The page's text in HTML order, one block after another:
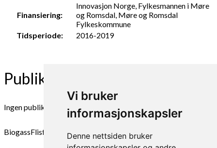
Vi bruker
informasjonskapsler
Denne nettsiden bruker
Finansiering:
Innovasjon Norge, Fylkesmannen i Møre
og Romsdal, Møre og Romsdal
Fylkeskommune
Tidsperiode:
2016-2019
Publikasjonar
Ingen publikasjoner funnet
BiogassFlisfyring Solceller Solvarme Gårdsanlegg